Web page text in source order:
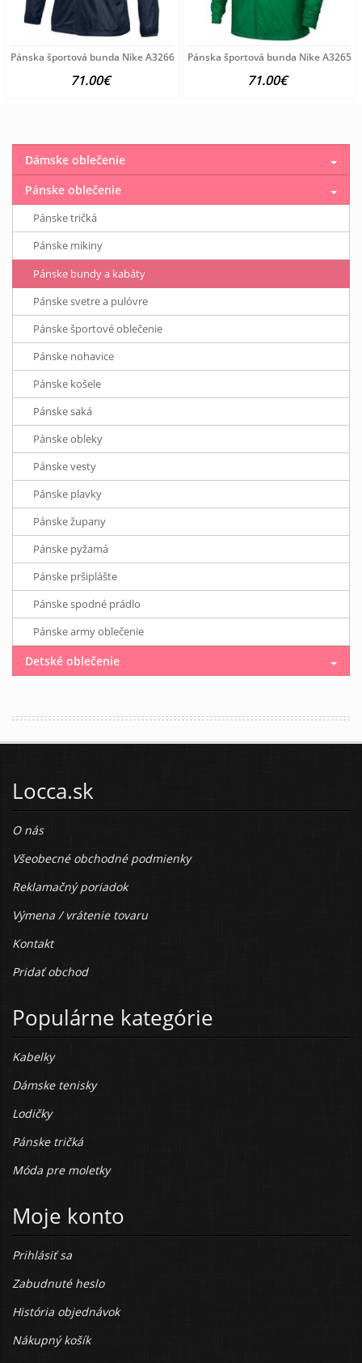
Pánska športová bunda Nike A3266
71.00€
Pánska športová bunda Nike A3265
71.00€
Dámske oblečenie
Pánske oblečenie
Pánske tričká
Pánske mikiny
Pánske bundy a kabáty
Pánske svetre a pulóvre
Pánske športové oblečenie
Pánske nohavice
Pánske košele
Pánske saká
Pánske obleky
Pánske vesty
Pánske plavky
Pánske župany
Pánske pyžamá
Pánske pršiplášte
Pánske spodné prádlo
Pánske army oblečenie
Detské oblečenie
Locca.sk
O nás
Všeobecné obchodné podmienky
Reklamačný poriadok
Výmena / vrátenie tovaru
Kontakt
Pridať obchod
Populárne kategórie
Kabelky
Dámske tenisky
Lodičky
Pánske tričká
Móda pre moletky
Moje konto
Prihlásiť sa
Zabudnuté heslo
História objednávok
Nákupný košík